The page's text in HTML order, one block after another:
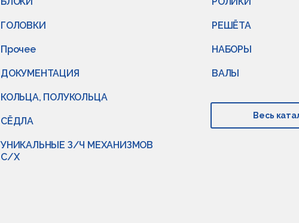
ГОЛОВКИ
Прочее
ДОКУМЕНТАЦИЯ
КОЛЬЦА, ПОЛУКОЛЬЦА
СЁДЛА
УНИКАЛЬНЫЕ З/Ч МЕХАНИЗМОВ
С/Х
РЕШЁТА
НАБОРЫ
ВАЛЫ
Весь